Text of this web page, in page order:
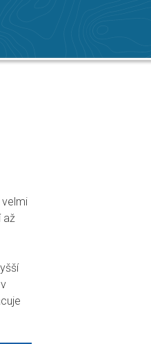
velmi
až